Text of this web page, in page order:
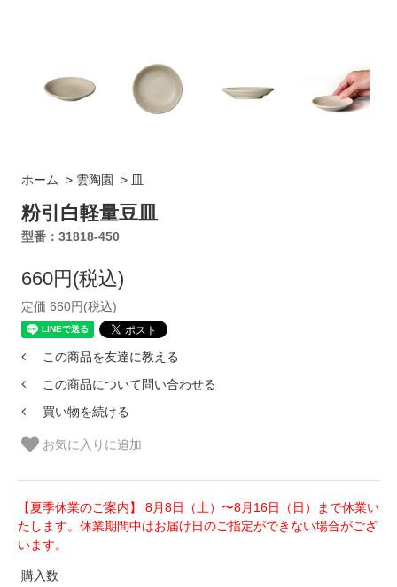
ホーム > 雲陶園 > 皿
粉引白軽量豆皿
型番：31818-450
660円(税込)
定価 660円(税込)
この商品を友達に教える
この商品について問い合わせる
買い物を続ける
お気に入りに追加
【夏季休業のご案内】 8月8日（土）〜8月16日（日）まで休業い
たします。休業期間中はお届け日のご指定ができない場合がござ
います。
購入数